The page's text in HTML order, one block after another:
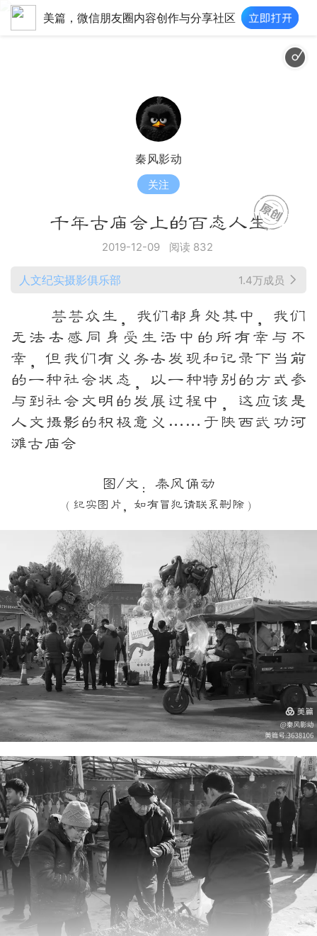
美篇，微信朋友圈内容创作与分享社区
秦风影动
关注
千年古庙会上的百态人生
2019-12-09 阅读 832
人文纪实摄影俱乐部 1.4万成员
芸芸众生，我们都身处其中，我们
无法去感同身受生活中的所有幸与不
幸，但我们有义务去发现和记录下当前
的一种社会状态，以一种特别的方式参
与到社会文明的发展过程中，这应该是
人文摄影的积极意义……于陕西武功河
滩古庙会
图/文：秦风俑动
（纪实图片，如有冒犯请联系删除）